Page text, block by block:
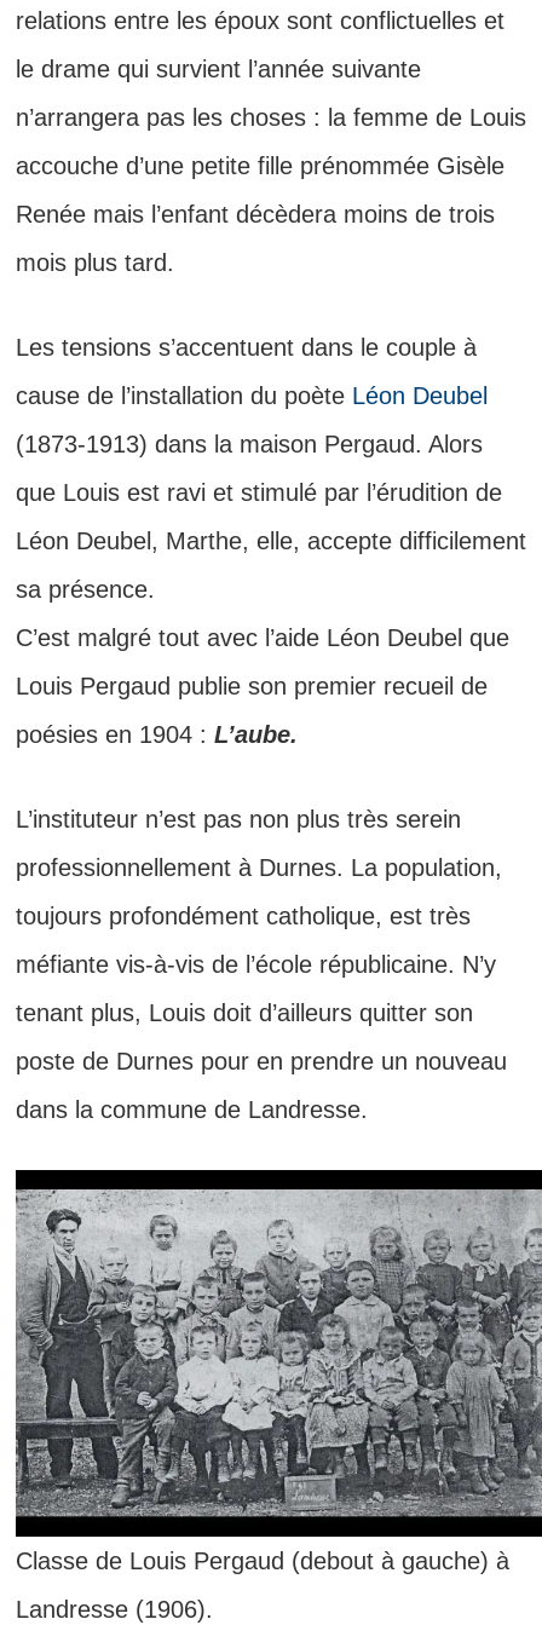
relations entre les époux sont conflictuelles et
le drame qui survient l’année suivante
n’arrangera pas les choses : la femme de Louis
accouche d’une petite fille prénommée Gisèle
Renée mais l’enfant décèdera moins de trois
mois plus tard.
Les tensions s’accentuent dans le couple à
cause de l’installation du poète Léon Deubel
(1873-1913) dans la maison Pergaud. Alors
que Louis est ravi et stimulé par l’érudition de
Léon Deubel, Marthe, elle, accepte difficilement
sa présence.
C’est malgré tout avec l’aide Léon Deubel que
Louis Pergaud publie son premier recueil de
poésies en 1904 : L’aube.
L’instituteur n’est pas non plus très serein
professionnellement à Durnes. La population,
toujours profondément catholique, est très
méfiante vis-à-vis de l’école républicaine. N’y
tenant plus, Louis doit d’ailleurs quitter son
poste de Durnes pour en prendre un nouveau
dans la commune de Landresse.
Classe de Louis Pergaud (debout à gauche) à
Landresse (1906).